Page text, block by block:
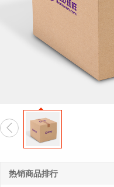

热销商品排行